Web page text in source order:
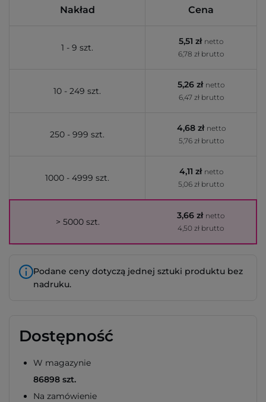
Nakład Cena
1 - 9 szt.
5,51 zł netto
6,78 zł brutto
10 - 249 szt.
5,26 zł netto
6,47 zł brutto
250 - 999 szt.
4,68 zł netto
5,76 zł brutto
1000 - 4999 szt.
4,11 zł netto
5,06 zł brutto
> 5000 szt.
3,66 zł netto
4,50 zł brutto
Podane ceny dotyczą jednej sztuki produktu bez
nadruku.
Dostępność
W magazynie
86898 szt.
Na zamówienie